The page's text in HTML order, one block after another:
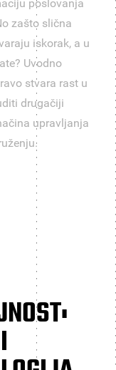
poslovanja
zašto slična
iskorak, a u
Uvodno
stvara rast u
drugačiji
upravljanja